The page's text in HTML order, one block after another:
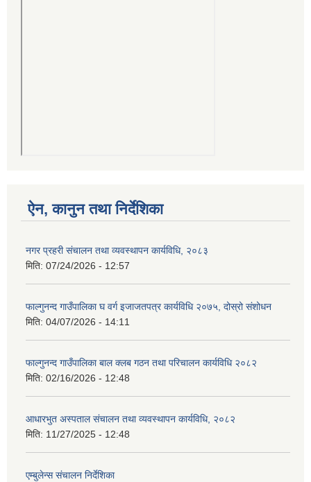
ऐन, कानुन तथा निर्देशिका
नगर प्रहरी संचालन तथा व्यवस्थापन कार्यविधि, २०८३
मिति: 07/24/2026 - 12:57
फाल्गुनन्द गाउँपालिका घ वर्ग इजाजतपत्र कार्यविधि २०७५, दोस्रो संशोधन
मिति: 04/07/2026 - 14:11
फाल्गुनन्द गाउँपालिका बाल क्लब गठन तथा परिचालन कार्यविधि २०८२
मिति: 02/16/2026 - 12:48
आधारभुत अस्पताल संचालन तथा व्यवस्थापन कार्यविधि, २०८२
मिति: 11/27/2025 - 12:48
एम्बुलेन्स संचालन निर्देशिका